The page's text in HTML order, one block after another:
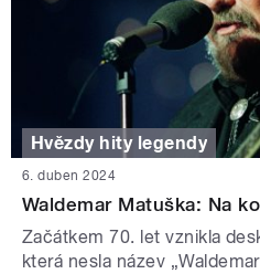
Hvězdy hity legendy
6. duben 2024
Waldemar Matuška: Na
Začátkem 70. let vznikla
která nesla název